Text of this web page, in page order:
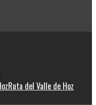
Ruta del Valle de Hoz